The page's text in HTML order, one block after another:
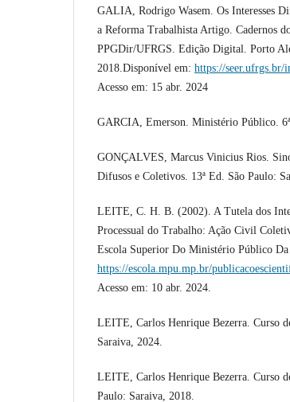
GALIA, Rodrigo Wasem. Os Interesses
a Reforma Trabalhista Artigo. Cadernos
PPGDir/UFRGS. Edição Digital. Porto
2018.Disponível em: https://
Acesso em: 15 abr. 2024
GARCIA, Emerson. Ministério Público.
GONÇALVES, Marcus Vinicius Rios.
Difusos e Coletivos. 13ª Ed. São Paulo:
LEITE, C. H. B. (2002). A Tutela dos
Processual do Trabalho: Ação Civil
Escola Superior Do Ministério Público
https://escola.mpu.mp.br/
Acesso em: 10 abr. 2024.
LEITE, Carlos Henrique Bezerra. Curso
Saraiva, 2024.
LEITE, Carlos Henrique Bezerra. Curso
Paulo: Saraiva, 2018.